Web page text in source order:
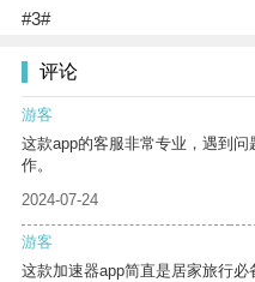
#3#
评论
游客
这款app的客服非常专业，遇到
作。
2024-07-24
游客
这款加速器app简直是居家旅行